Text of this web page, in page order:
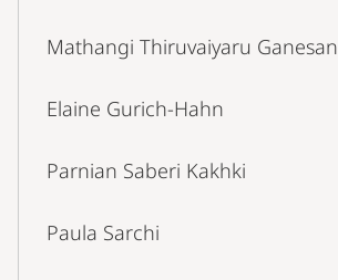
Mathangi Thiruvaiyaru Ganesan
Elaine Gurich-Hahn
Parnian Saberi Kakhki
Paula Sarchi